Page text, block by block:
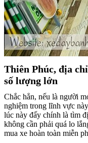
Thiên Phúc, địa
số lượng lớn
Chắc hẳn, nếu là người
nghiệm trong lĩnh vực
lúc này đấy chính là tìm
không cần phải quá lo
mua xe hoàn toàn miễn